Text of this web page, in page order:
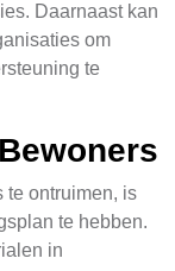
Daarnaast kan
om
te
te ontruimen, is
te hebben.
in